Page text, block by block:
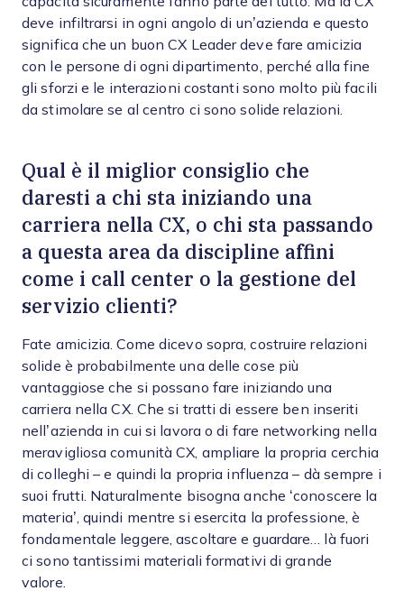
deve infiltrarsi in ogni angolo di un’azienda e questo
significa che un buon CX Leader deve fare amicizia
con le persone di ogni dipartimento, perché alla fine
gli sforzi e le interazioni costanti sono molto più facili
da stimolare se al centro ci sono solide relazioni.
Qual è il miglior consiglio che
daresti a chi sta iniziando una
carriera nella CX, o chi sta passando
a questa area da discipline affini
come i call center o la gestione del
servizio clienti?
Fate amicizia. Come dicevo sopra, costruire relazioni
solide è probabilmente una delle cose più
vantaggiose che si possano fare iniziando una
carriera nella CX. Che si tratti di essere ben inseriti
nell’azienda in cui si lavora o di fare networking nella
meravigliosa comunità CX, ampliare la propria cerchia
di colleghi – e quindi la propria influenza – dà sempre i
suoi frutti. Naturalmente bisogna anche ‘conoscere la
materia’, quindi mentre si esercita la professione, è
fondamentale leggere, ascoltare e guardare… là fuori
ci sono tantissimi materiali formativi di grande
valore.